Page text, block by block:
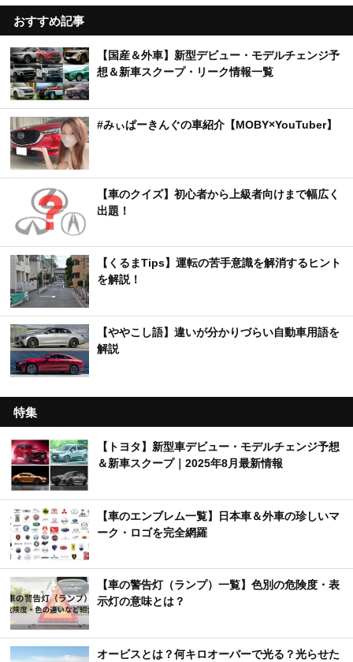
おすすめ記事
【国産＆外車】新型デビュー・モデルチェンジ予
想＆新車スクープ・リーク情報一覧
#みぃぱーきんぐの車紹介【MOBY×YouTuber】
【車のクイズ】初心者から上級者向けまで幅広く
出題！
【くるまTips】運転の苦手意識を解消するヒント
を解説！
【ややこし語】違いが分かりづらい自動車用語を
解説
特集
【トヨタ】新型車デビュー・モデルチェンジ予想
＆新車スクープ｜2025年8月最新情報
【車のエンブレム一覧】日本車＆外車の珍しいマ
ーク・ロゴを完全網羅
【車の警告灯（ランプ）一覧】色別の危険度・表
示灯の意味とは？
オービスとは？何キロオーバーで光る？光らせた